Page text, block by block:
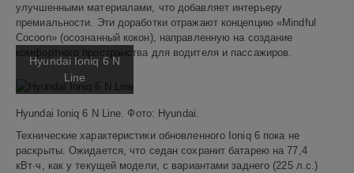
улучшенными материалами, что добавляет интерьеру
премиальности. Эти доработки отражают концепцию «Mindful
Cocoon» (осознанный кокон), направленную на создание
комфортного пространства для водителя и пассажиров.
Hyundai Ioniq 6 N
Line
Hyundai Ioniq 6 N Line. Фото: Hyundai.
Технические характеристики обновленного Ioniq 6 пока не
раскрыты. Ожидается, что седан сохранит батарею на 77,4
кВт·ч, как у текущей модели, с вариантами заднего (225 л.с.)